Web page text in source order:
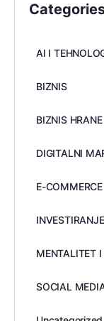
AI I
BIZNIS
BIZNIS HRANE
DIGITALNI
E-
MENTALITET
SOCIAL